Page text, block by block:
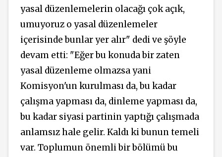
yasal düzenlemelerin olacağı çok açık,
umuyoruz o yasal düzenlemeler
içerisinde bunlar yer alır" dedi ve şöyle
devam etti: "Eğer bu konuda bir zaten
yasal düzenleme olmazsa yani
Komisyon'un kurulması da, bu kadar
çalışma yapması da, dinleme yapması da,
bu kadar siyasi partinin yaptığı çalışmada
anlamsız hale gelir. Kaldı ki bunun temeli
var. Toplumun önemli bir bölümü bu